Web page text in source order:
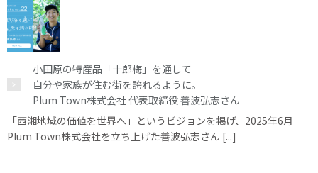
小田原の特産品「十郎梅」を通して
自分や家族が住む街を誇れるように。
Plum Town株式会社 代表取締役 善波弘志さん
「西湘地域の価値を世界へ」というビジョンを掲げ、2025年6月
Plum Town株式会社を立ち上げた善波弘志さん [...]